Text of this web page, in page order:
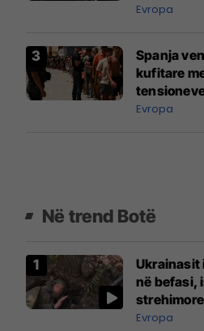
Evropa
Spanja
kufitare
Evropa
Në trend Botë
Ukrainasit
në befasi,
Evropa